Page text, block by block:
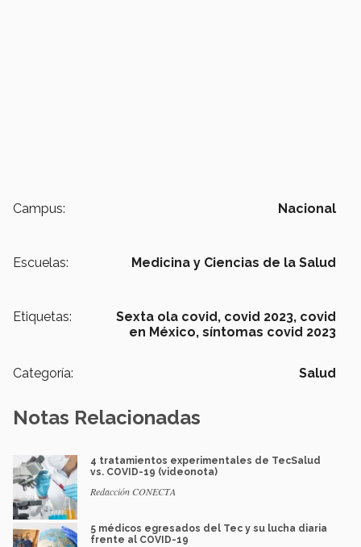
Campus: Nacional
Escuelas: Medicina y Ciencias de la Salud
Etiquetas: Sexta ola covid, covid 2023, covid
en México, síntomas covid 2023
Categoría: Salud
Notas Relacionadas
4 tratamientos experimentales de TecSalud
vs. COVID-19 (videonota)
Redacción CONECTA
5 médicos egresados del Tec y su lucha diaria
frente al COVID-19